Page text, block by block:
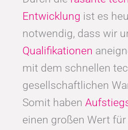
Entwicklung ist es
notwendig, dass wir
Qualifikationen
mit dem schnellen
gesellschaftlichen
Somit haben
einen großen Wert für